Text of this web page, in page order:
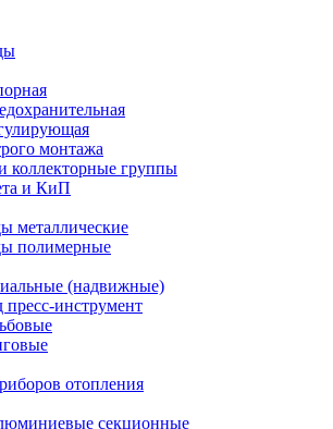
монтажа
коллекторные группы
и КиП
металлические
полимерные
(надвижные)
инструмент
отопления
секционные